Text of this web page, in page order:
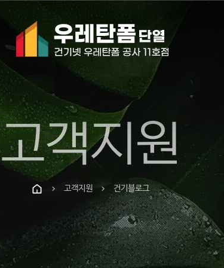
고객지원
chevron_right 고객지원 chevron_right 건기블로그